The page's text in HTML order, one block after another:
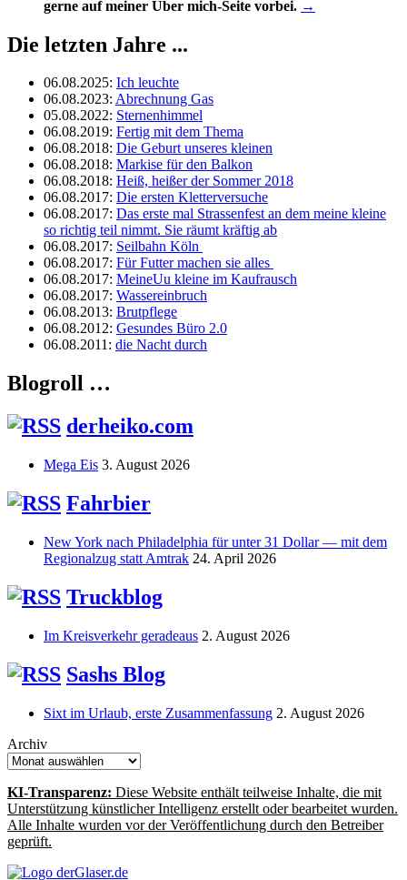
gerne auf meiner Über mich-Seite vorbei. →
Die letzten Jahre ...
06.08.2025: Ich leuchte
06.08.2023: Abrechnung Gas
05.08.2022: Sternenhimmel
06.08.2019: Fertig mit dem Thema
06.08.2018: Die Geburt unseres kleinen
06.08.2018: Markise für den Balkon
06.08.2018: Heiß, heißer der Sommer 2018
06.08.2017: Die ersten Kletterversuche
06.08.2017: Das erste mal Strassenfest an dem meine kleine
so richtig teil nimmt. Sie räumt kräftig ab
06.08.2017: Seilbahn Köln
06.08.2017: Für Futter machen sie alles
06.08.2017: MeineUu kleine im Kaufrausch
06.08.2017: Wassereinbruch
06.08.2013: Brutpflege
06.08.2012: Gesundes Büro 2.0
06.08.2011: die Nacht durch
Blogroll …
derheiko.com
Mega Eis 3. August 2026
Fahrbier
New York nach Philadelphia für unter 31 Dollar — mit dem
Regionalzug statt Amtrak 24. April 2026
Truckblog
Im Kreisverkehr geradeaus 2. August 2026
Sashs Blog
Sixt im Urlaub, erste Zusammenfassung 2. August 2026
Archiv
KI-Transparenz: Diese Website enthält teilweise Inhalte, die mit
Unterstützung künstlicher Intelligenz erstellt oder bearbeitet wurden.
Alle Inhalte wurden vor der Veröffentlichung durch den Betreiber
geprüft.